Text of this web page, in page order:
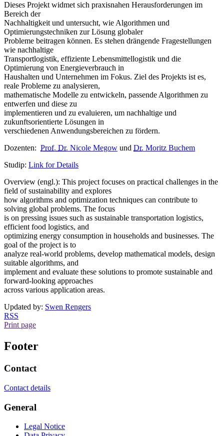
Dieses Projekt widmet sich praxisnahen Herausforderungen im
Bereich der
Nachhaltigkeit und untersucht, wie Algorithmen und
Optimierungstechniken zur Lösung globaler
Probleme beitragen können. Es stehen drängende Fragestellungen
wie nachhaltige
Transportlogistik, effiziente Lebensmittellogistik und die
Optimierung von Energieverbrauch in
Haushalten und Unternehmen im Fokus. Ziel des Projekts ist es,
reale Probleme zu analysieren,
mathematische Modelle zu entwickeln, passende Algorithmen zu
entwerfen und diese zu
implementieren und zu evaluieren, um nachhaltige und
zukunftsorientierte Lösungen in
verschiedenen Anwendungsbereichen zu fördern.
Dozenten: Prof. Dr. Nicole Megow und Dr. Moritz Buchem
Studip: Link for Details
Overview (engl.): This project focuses on practical challenges in the
field of sustainability and explores
how algorithms and optimization techniques can contribute to
solving global problems. The focus
is on pressing issues such as sustainable transportation logistics,
efficient food logistics, and
optimizing energy consumption in households and businesses. The
goal of the project is to
analyze real-world problems, develop mathematical models, design
suitable algorithms, and
implement and evaluate these solutions to promote sustainable and
forward-looking approaches
across various application areas.
Updated by: Swen Rengers
RSS
Print page
Footer
Contact
Contact details
General
Legal Notice